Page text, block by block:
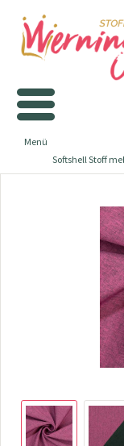
Menü
Softshell Stoff